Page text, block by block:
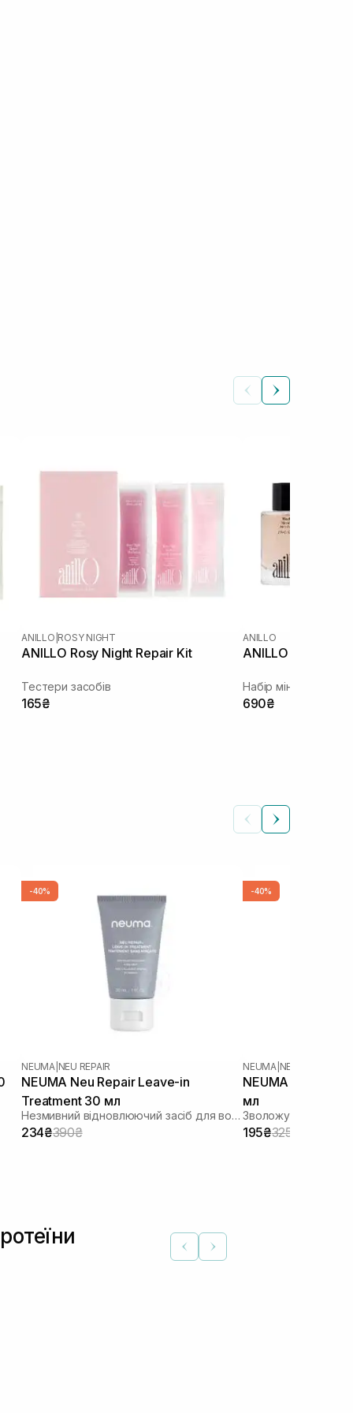
ANILLO ROSY NIGHT
ANILLO Rosy Night Repair Kit
Тестери засобів
165₴
ANILLO
ANILLO Hair
Набір мініатюр
690₴
-40%
NEUMA NEU REPAIR
NEUMA Neu Repair Leave-in
Treatment 30 мл
Незмивний відновлюючий засіб для волосся
234₴390₴
-40%
NEUMA NEU MOISTURE
NEUMA Neu
мл
Зволожуючий
195₴325₴